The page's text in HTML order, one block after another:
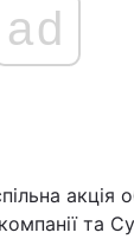
ad
акція
та